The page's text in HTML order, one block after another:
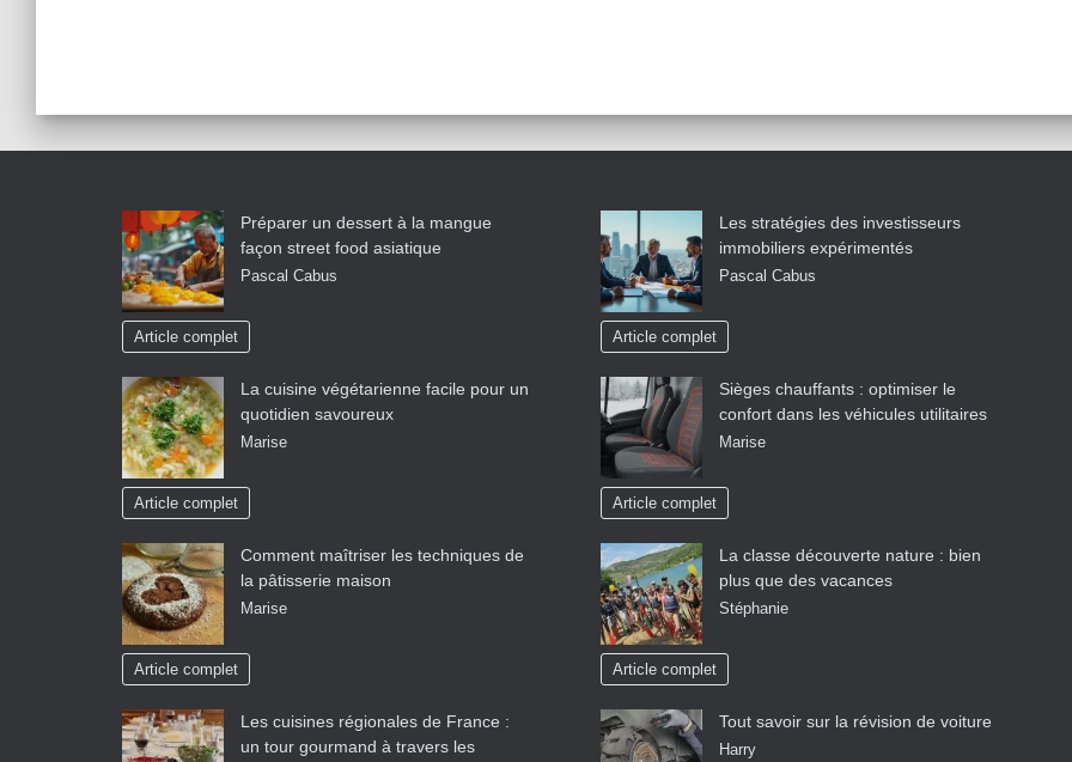
Préparer un dessert à la mangue
façon street food asiatique
Pascal Cabus
Article complet
La cuisine végétarienne facile pour un
quotidien savoureux
Marise
Article complet
Comment maîtriser les techniques de
la pâtisserie maison
Marise
Article complet
Les cuisines régionales de France :
un tour gourmand à travers les
Les stratégies des investisseurs
immobiliers expérimentés
Pascal Cabus
Article complet
Sièges chauffants : optimiser le
confort dans les véhicules utilitaires
Marise
Article complet
La classe découverte nature : bien
plus que des vacances
Stéphanie
Article complet
Tout savoir sur la révision de voiture
Harry